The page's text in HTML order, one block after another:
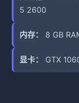
5 2600
内存： 8 GB
显卡： GTX